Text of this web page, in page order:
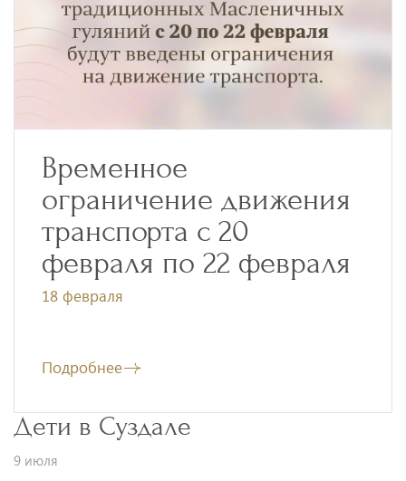
Временное
ограничение движения
транспорта с 20
февраля по 22 февраля
18 февраля
Подробнее
Дети в Суздале
9 июля